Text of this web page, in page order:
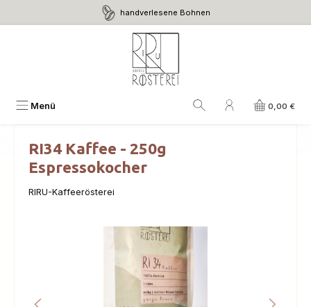
Zum Hauptinhalt springen handverlesene Bohnen
Menü 0,00 €
RI34 Kaffee - 250g
Espressokocher
RIRU-Kaffeerösterei
Bildergalerie überspringen